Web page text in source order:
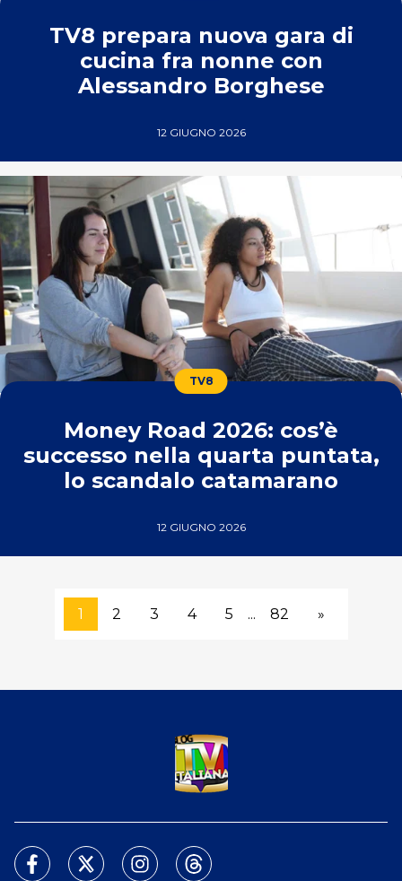
TV8 prepara nuova gara di
cucina fra nonne con
Alessandro Borghese
12 GIUGNO 2026
TV8
Money Road 2026: cos’è
successo nella quarta puntata,
lo scandalo catamarano
12 GIUGNO 2026
1 2 3 4 5 ... 82 »